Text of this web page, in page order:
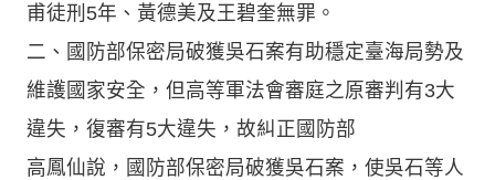
甫徒刑5年、黃德美及王碧奎無罪。
二、國防部保密局破獲吳石案有助穩定臺海局勢及
維護國家安全，但高等軍法會審庭之原審判有3大
違失，復審有5大違失，故糾正國防部
高鳳仙說，國防部保密局破獲吳石案，使吳石等人